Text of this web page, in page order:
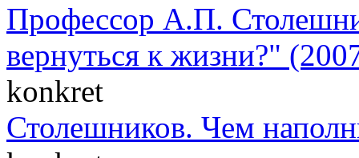
Профессор А.П.
вернуться к жизни?"
konkret
Столешников. Чем